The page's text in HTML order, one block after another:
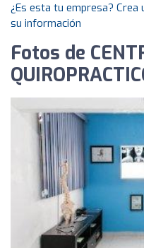
¿Es esta tu empresa?
su información
Fotos de